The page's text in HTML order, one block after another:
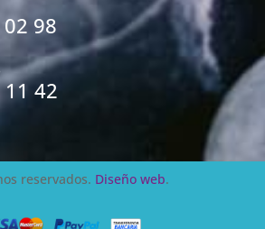
98
42
reservados. Diseño web.